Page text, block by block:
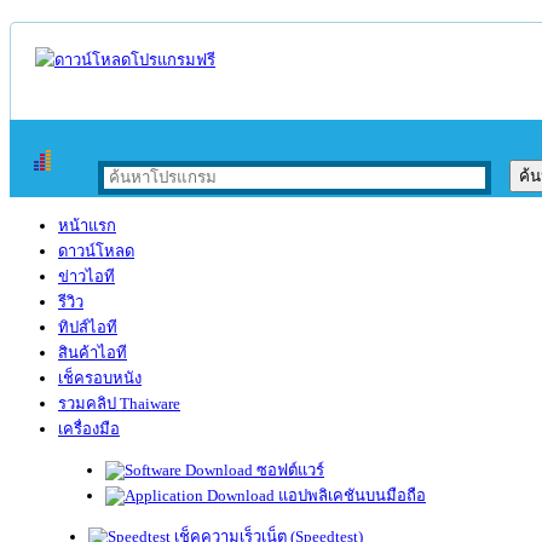
หน้าแรก
ดาวน์โหลด
ข่าวไอที
รีวิว
ทิปส์ไอที
สินค้าไอที
เช็ครอบหนัง
รวมคลิป Thaiware
เครื่องมือ
ซอฟต์แวร์
แอปพลิเคชันบนมือถือ
เช็คความเร็วเน็ต (Speedtest)